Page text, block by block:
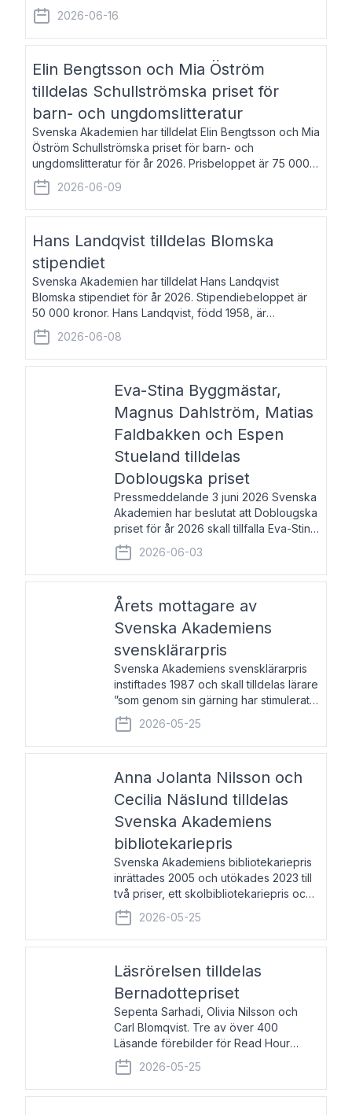
fri vistelse i Akademiens lägenhet i Berlin. Elisabeth
Åsbrink, född 1965 oc
2026-06-16
Elin Bengtsson och Mia Öström
tilldelas Schullströmska priset för
barn- och ungdomslitteratur
Svenska Akademien har tilldelat Elin Bengtsson och Mia
Öström Schullströmska priset för barn- och
ungdomslitteratur för år 2026. Prisbeloppet är 75 000
kronor vardera. Elin Bengtsson, född 1987, är författare
och forskare i genusvetenskap.
2026-06-09
Hans Landqvist tilldelas Blomska
stipendiet
Svenska Akademien har tilldelat Hans Landqvist
Blomska stipendiet för år 2026. Stipendiebeloppet är
50 000 kronor. Hans Landqvist, född 1958, är
professor i svenska vid Göteborgs universitet. Han
disputerade år 2000 på avhandlingen Författn
2026-06-08
Eva-Stina Byggmästar,
Magnus Dahlström, Matias
Faldbakken och Espen
Stueland tilldelas
Doblougska priset
Pressmeddelande 3 juni 2026 Svenska
Akademien har beslutat att Doblougska
priset för år 2026 skall tillfalla Eva-Stina
Byggmästar, Magnus Dahlström, Matias
Faldbakken samt Espen Stueland.
Prisbeloppet är 200 000 svenska
2026-06-03
Årets mottagare av
Svenska Akademiens
svensklärarpris
Svenska Akademiens svensklärarpris
instiftades 1987 och skall tilldelas lärare
”som genom sin gärning har stimulerat
intresset hos unga människor för
svenska språket och litteraturen”.
Prisutdelning och samtal med
2026-05-25
Anna Jolanta Nilsson och
Cecilia Näslund tilldelas
Svenska Akademiens
bibliotekariepris
Svenska Akademiens bibliotekariepris
inrättades 2005 och utökades 2023 till
två priser, ett skolbibliotekariepris och
ett folkbibliotekariepris. Priserna skall
tilldelas bibliotekarier vid svenska folk-
och skolbibliotek som gjort värdefull
2026-05-25
Läsrörelsen tilldelas
Bernadottepriset
Sepenta Sarhadi, Olivia Nilsson och
Carl Blomqvist. Tre av över 400
Läsande förebilder för Read Hour
Sverige. Foto: Michael Wall. Den ideella
föreningen Läsrörelsen tilldelas
Bernadottepriset 2026 för att den
2026-05-25